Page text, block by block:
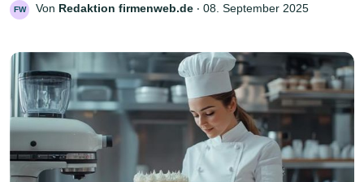
FW Von Redaktion firmenweb.de ‧ 08. September 2025